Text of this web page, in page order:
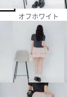
オフホワイト